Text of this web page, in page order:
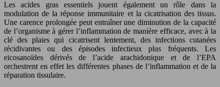
Les acides gras essentiels jouent également un rôle dans la
modulation de la réponse immunitaire et la cicatrisation des tissus.
Une carence prolongée peut entraîner une diminution de la capacité
de l’organisme à gérer l’inflammation de manière efficace, avec à la
clé des plaies qui cicatrisent lentement, des infections cutanées
récidivantes ou des épisodes infectieux plus fréquents. Les
eicosanoïdes dérivés de l’acide arachidonique et de l’EPA
orchestrent en effet les différentes phases de l’inflammation et de la
réparation tissulaire.